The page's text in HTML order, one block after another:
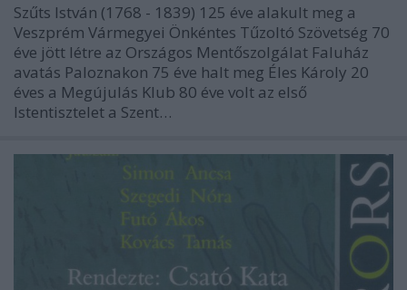
Szűts István (1768 - 1839) 125 éve alakult meg a
Veszprém Vármegyei Önkéntes Tűzoltó Szövetség 70
éve jött létre az Országos Mentőszolgálat Faluház
avatás Paloznakon 75 éve halt meg Éles Károly 20
éves a Megújulás Klub 80 éve volt az első
Istentisztelet a Szent…